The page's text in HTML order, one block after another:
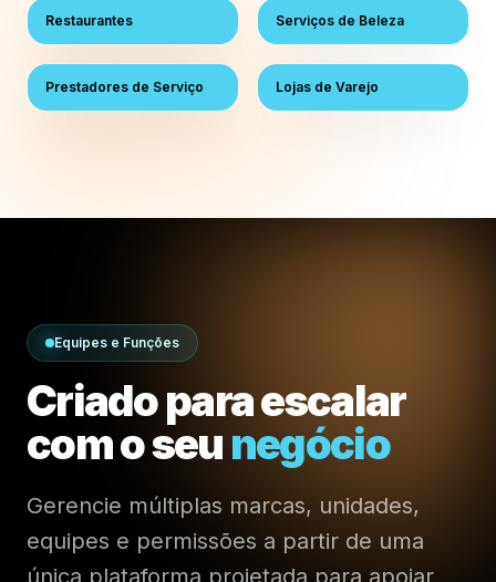
Restaurantes Serviços de Beleza
Prestadores de Serviço Lojas de Varejo
Equipes e Funções
Criado para escalar
com o seunegócio
Gerencie múltiplas marcas, unidades,
equipes e permissões a partir de uma
única plataforma projetada para apoiar